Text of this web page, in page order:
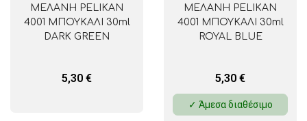
ΜΕΛΑΝΗ PELIKAN
4001 ΜΠΟΥΚΑΛΙ 30ml
DARK GREEN
5,30 €
ΜΕΛΑΝΗ PELIKAN
4001 ΜΠΟΥΚΑΛΙ 30ml
ROYAL BLUE
5,30 €
✓ Άμεσα διαθέσιμο